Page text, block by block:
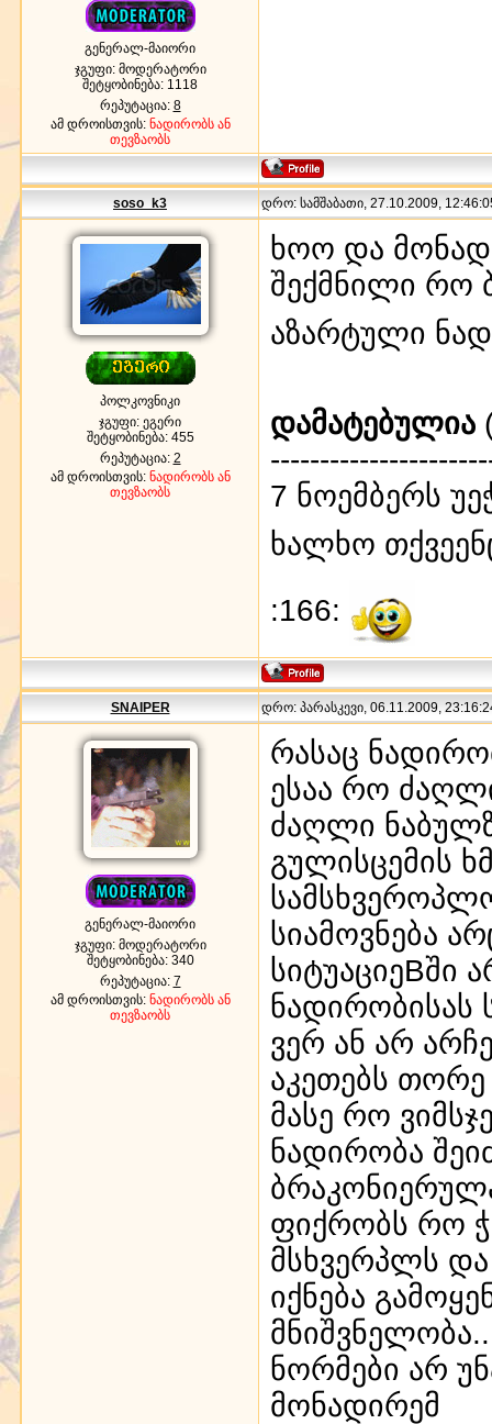
გენერალ-მაიორი
ჯგუფი: მოდერატორი
შეტყობინება: 1118
რეპუტაცია: 8
ამ დროისთვის: ნადირობს ან
თევზაობს
soso_k3 დრო: სამშაბათი, 27.10.2009,
პოლკოვნიკი
ჯგუფი: ეგერი
შეტყობინება: 455
რეპუტაცია: 2
ამ დროისთვის: ნადირობს ან
თევზაობს
ხოო და
შექმნილი რო
აზარტული
დამატებულია
7 ნოემბერს
ხალხო
:166:
SNAIPER დრო: პარასკევი, 06.11.2009,
გენერალ-მაიორი
ჯგუფი: მოდერატორი
შეტყობინება: 340
რეპუტაცია: 7
ამ დროისთვის: ნადირობს ან
თევზაობს
რასაც
ესაა რო
ძაღლი
გულისცემის
სიამოვნება
სიტუაციეBში
ნადირობისას
ვერ ან არ
აკეთებს თორე
მასე რო
ნადირობა
ფიქრობს რო
მსხვერპლს
იქნება
ნორმები არ
მონადირემ